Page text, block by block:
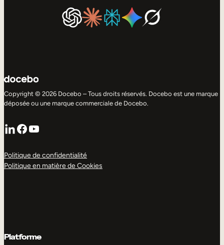
Copyright © 2026 Docebo – Tous droits réservés. Docebo est une marque
déposée ou une marque commerciale de Docebo.
LinkedIn
Facebook
YouTube
Politique de confidentialité
Politique en matière de Cookies
Platforme